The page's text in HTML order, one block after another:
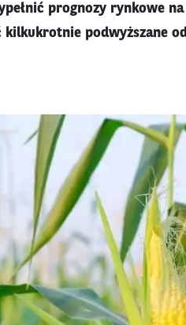
prognozy rynkowe
kilkukrotnie podwyższane